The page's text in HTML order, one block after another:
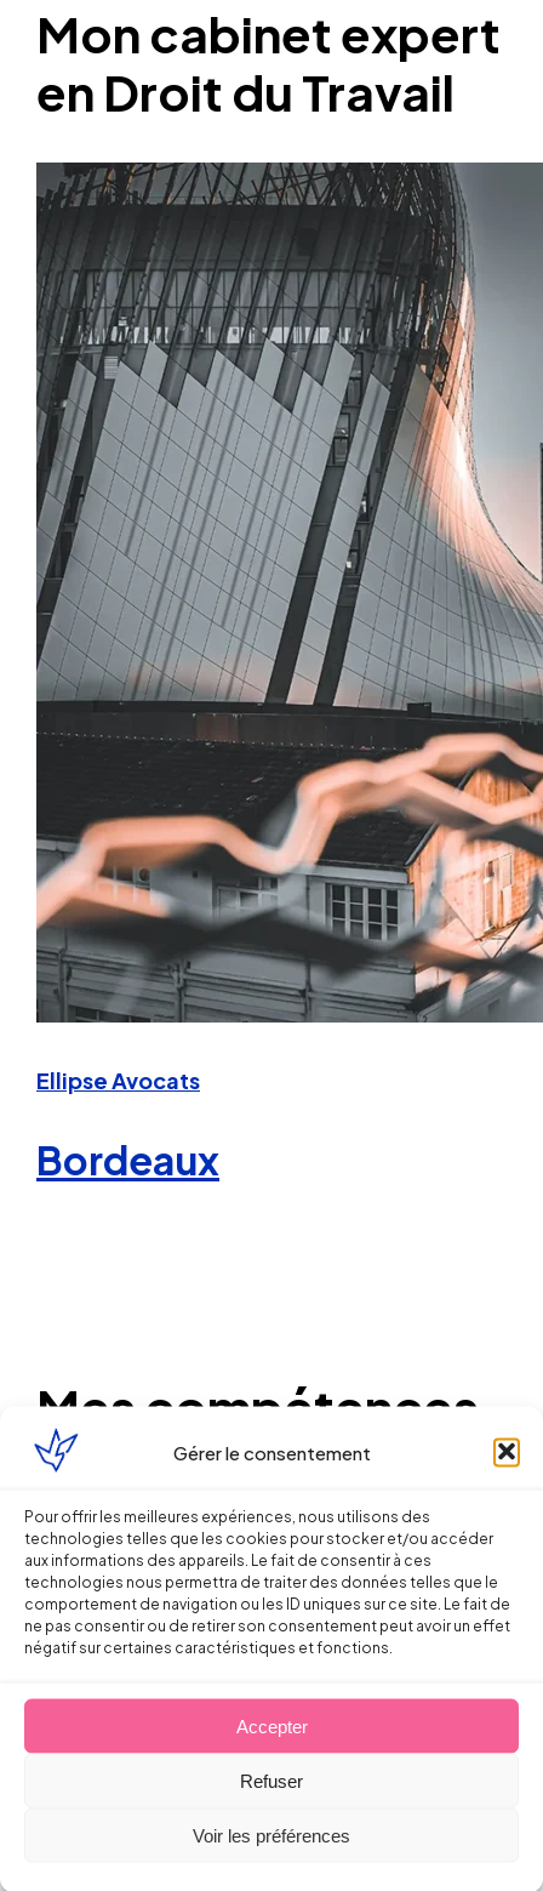
Gérer le consentement
Pour offrir les meilleures expériences, nous utilisons des
technologies telles que les cookies pour stocker et/ou accéder
aux informations des appareils. Le fait de consentir à ces
technologies nous permettra de traiter des données telles que le
comportement de navigation ou les ID uniques sur ce site. Le fait de
ne pas consentir ou de retirer son consentement peut avoir un effet
négatif sur certaines caractéristiques et fonctions.
Accepter
Refuser
Voir les préférences
Mon cabinet expert
en Droit du Travail
Ellipse Avocats
Bordeaux
Mes compétences
Droit
du Travail
Santé
Sécurité